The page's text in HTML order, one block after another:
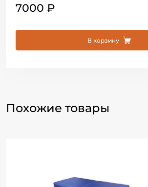
7000 ₽
В корзину
Похожие товары